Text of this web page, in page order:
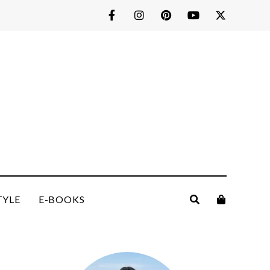
E-BOOKS